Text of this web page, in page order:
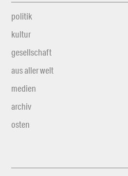
politik
kultur
gesellschaft
aus aller welt
medien
archiv
osten